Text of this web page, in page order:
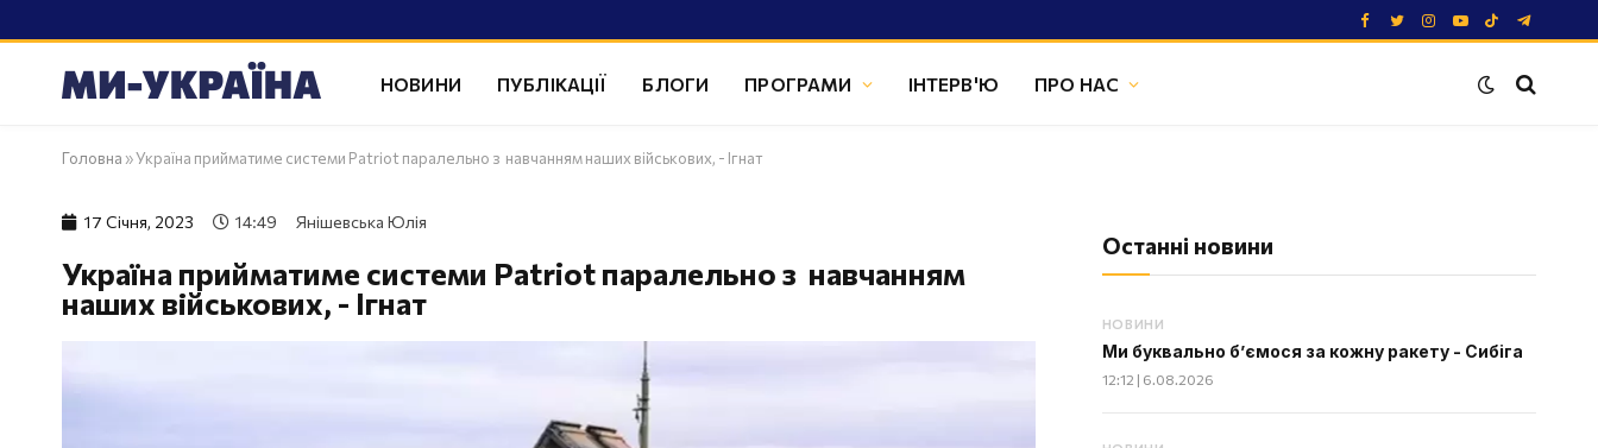
Facebook
TwitterInstagram
YouTube
TikTokTelegram
НОВИНИ ПУБЛІКАЦІЇ БЛОГИ ПРОГРАМИ ІНТЕРВ'Ю ПРО НАС
Головна »Україна прийматиме системи Patriot паралельно з навчанням наших військових, - Ігнат
17 Сiчня, 2023 14:49 Янішевська Юлія
Україна прийматиме системи Patriot паралельно з навчанням
наших військових, - Ігнат
Останні новини
НОВИНИ
Ми буквально б’ємося за кожну ракету - Сибіга
12:12 | 6.08.2026